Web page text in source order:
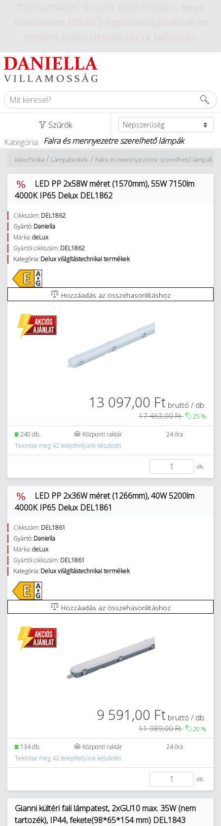
Szűrők
Kategória: Falra és mennyezetre szerelhető lámpák
Falra és mennyezetre szerelhető lámpák
/
Lámpatestek
/
LED PP 2x58W méret (1570mm), 55W 7150lm
4000K IP65 Delux DEL1862
Cikkszám: DEL1862
Gyártó: Daniella
Márka:deLux
Gyártói cikkszám: DEL1862
Kategória: Delux világítástechnikai termékek
Hozzáadás az összehasonlításhoz
13 097,00 Ft bruttó / db.
17 463,00 Ft
25 %
240 db. Központi raktár
24 óra
Tekintse meg 42 telephelyünk készletét
db.
LED PP 2x36W méret (1266mm), 40W 5200lm
4000K IP65 Delux DEL1861
Cikkszám: DEL1861
Gyártó: Daniella
Márka:deLux
Gyártói cikkszám: DEL1861
Kategória: Delux világítástechnikai termékek
Hozzáadás az összehasonlításhoz
9 591,00 Ft bruttó / db.
11 989,00 Ft
20 %
134 db. Központi raktár
24 óra
Tekintse meg 42 telephelyünk készletét
db.
Gianni kültéri fali lámpatest, 2xGU10 max. 35W (nem
tartozék), IP44, fekete(98*65*154 mm) DEL1843